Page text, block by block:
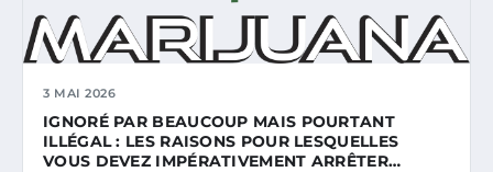
3 MAI 2026
IGNORÉ PAR BEAUCOUP MAIS POURTANT
ILLÉGAL : LES RAISONS POUR LESQUELLES
VOUS DEVEZ IMPÉRATIVEMENT ARRÊTER…